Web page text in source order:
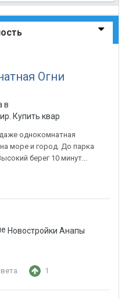
Огни
в
Купить квартиру в Анапе.
однокомнатная
море и город. До парка
берег 10 минут...
Новостройки Анапы
1